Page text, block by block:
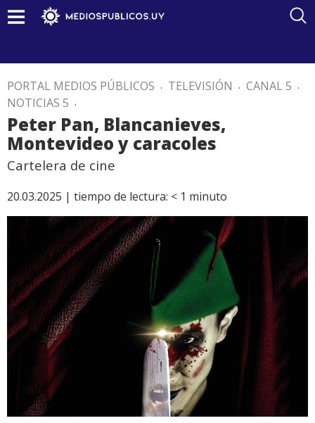
PORTAL MEDIOS PÚBLICOS . TELEVISIÓN . CANAL 5 .
NOTICIAS 5 .
Peter Pan, Blancanieves,
Montevideo y caracoles
Cartelera de cine
20.03.2025 | tiempo de lectura: < 1 minuto